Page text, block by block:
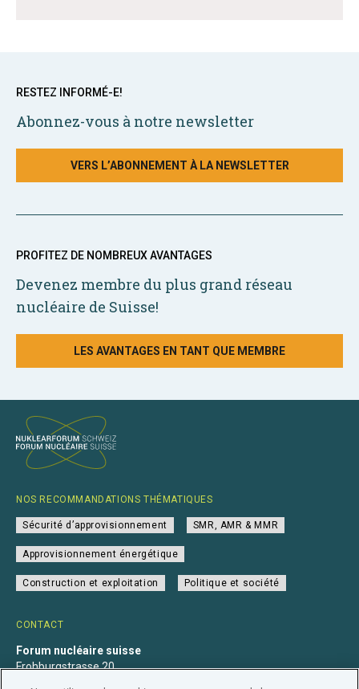
RESTEZ INFORMÉ-E!
Abonnez-vous à notre newsletter
VERS L’ABONNEMENT À LA NEWSLETTER
PROFITEZ DE NOMBREUX AVANTAGES
Devenez membre du plus grand réseau
nucléaire de Suisse!
LES AVANTAGES EN TANT QUE MEMBRE
CONTACT
Forum nucléaire suisse
Frohburgstrasse 20
NOS RECOMMANDATIONS THÉMATIQUES
Sécurité d’approvisionnement SMR, AMR & MMR
Approvisionnement énergétique
Construction et exploitation Politique et société